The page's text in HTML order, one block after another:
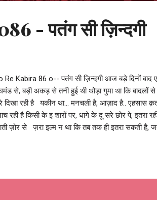
- पतंग सी ज़िन्दगी
Re Kabira 86 o-- पतंग सी ज़िन्दगी आज बड़े दिनों बाद
से, बड़ी अकड़ से तनी हुई थी थोड़ा गुमा था कि बादलों
दिखा रही है यकीन था... मनचली है, आज़ाद है.. एहसास
रही है किसी के इ शारों पर, धागे के दू सरे छोर पे, इतरा
ज़ोर से ज़रा इल्म न था कि तब तक ही इतरा सकती है,